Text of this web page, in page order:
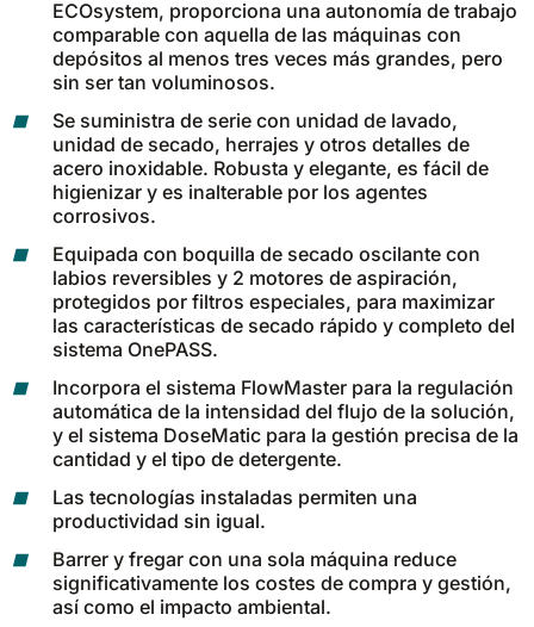
1100 mm 8800 m²/h
E110-R
1100 mm 8800 m²/h
ECOsystem, proporciona una autonomía de trabajo
comparable con aquella de las máquinas con
depósitos al menos tres veces más grandes, pero
sin ser tan voluminosos.
Se suministra de serie con unidad de lavado,
unidad de secado, herrajes y otros detalles de
acero inoxidable. Robusta y elegante, es fácil de
higienizar y es inalterable por los agentes
corrosivos.
Equipada con boquilla de secado oscilante con
labios reversibles y 2 motores de aspiración,
protegidos por filtros especiales, para maximizar
las características de secado rápido y completo del
sistema OnePASS.
Incorpora el sistema FlowMaster para la regulación
automática de la intensidad del flujo de la solución,
y el sistema DoseMatic para la gestión precisa de la
cantidad y el tipo de detergente.
Las tecnologías instaladas permiten una
productividad sin igual.
Barrer y fregar con una sola máquina reduce
significativamente los costes de compra y gestión,
así como el impacto ambiental.